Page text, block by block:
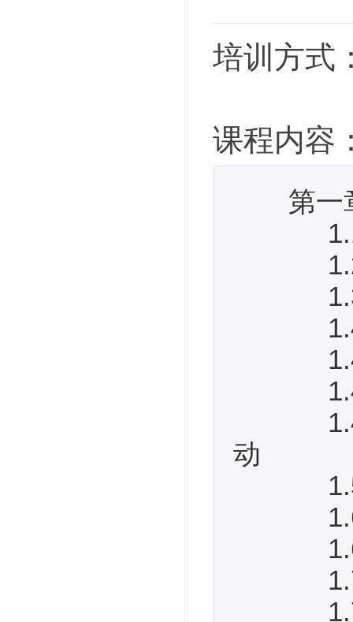
培训方式
课程内容
第一
1.1 项
1.2
1.3 什
1.4 项
1.4.1
1.4.2
1.4.3
动
1.5 项
1.6 项
1.6.1
1.7
1.7.1